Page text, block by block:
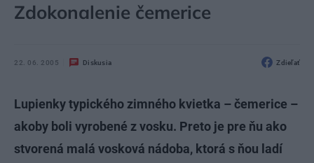
Zdokonalenie čemerice
22. 06. 2005 Diskusia Zdieľať
Lupienky typického zimného kvietka – čemerice –
akoby boli vyrobené z vosku. Preto je pre ňu ako
stvorená malá vosková nádoba, ktorá s ňou ladí